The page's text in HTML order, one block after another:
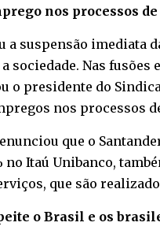
nos processos
suspensão imediata
sociedade. Nas
o presidente do
nos processos
que o
no Itaú Unibanco,
que são
o Brasil e os